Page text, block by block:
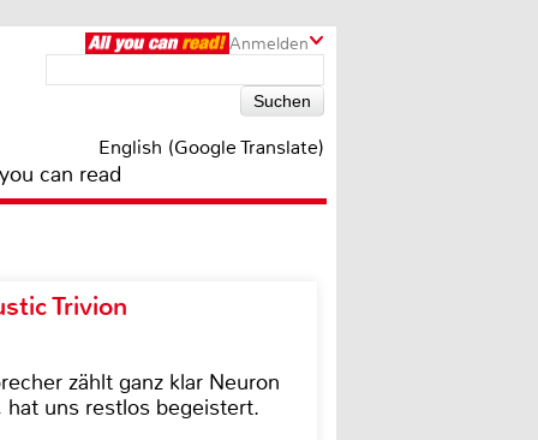
Anmelden
English (Google Translate)
can read
Trivion
zählt ganz klar Neuron
uns restlos begeistert.